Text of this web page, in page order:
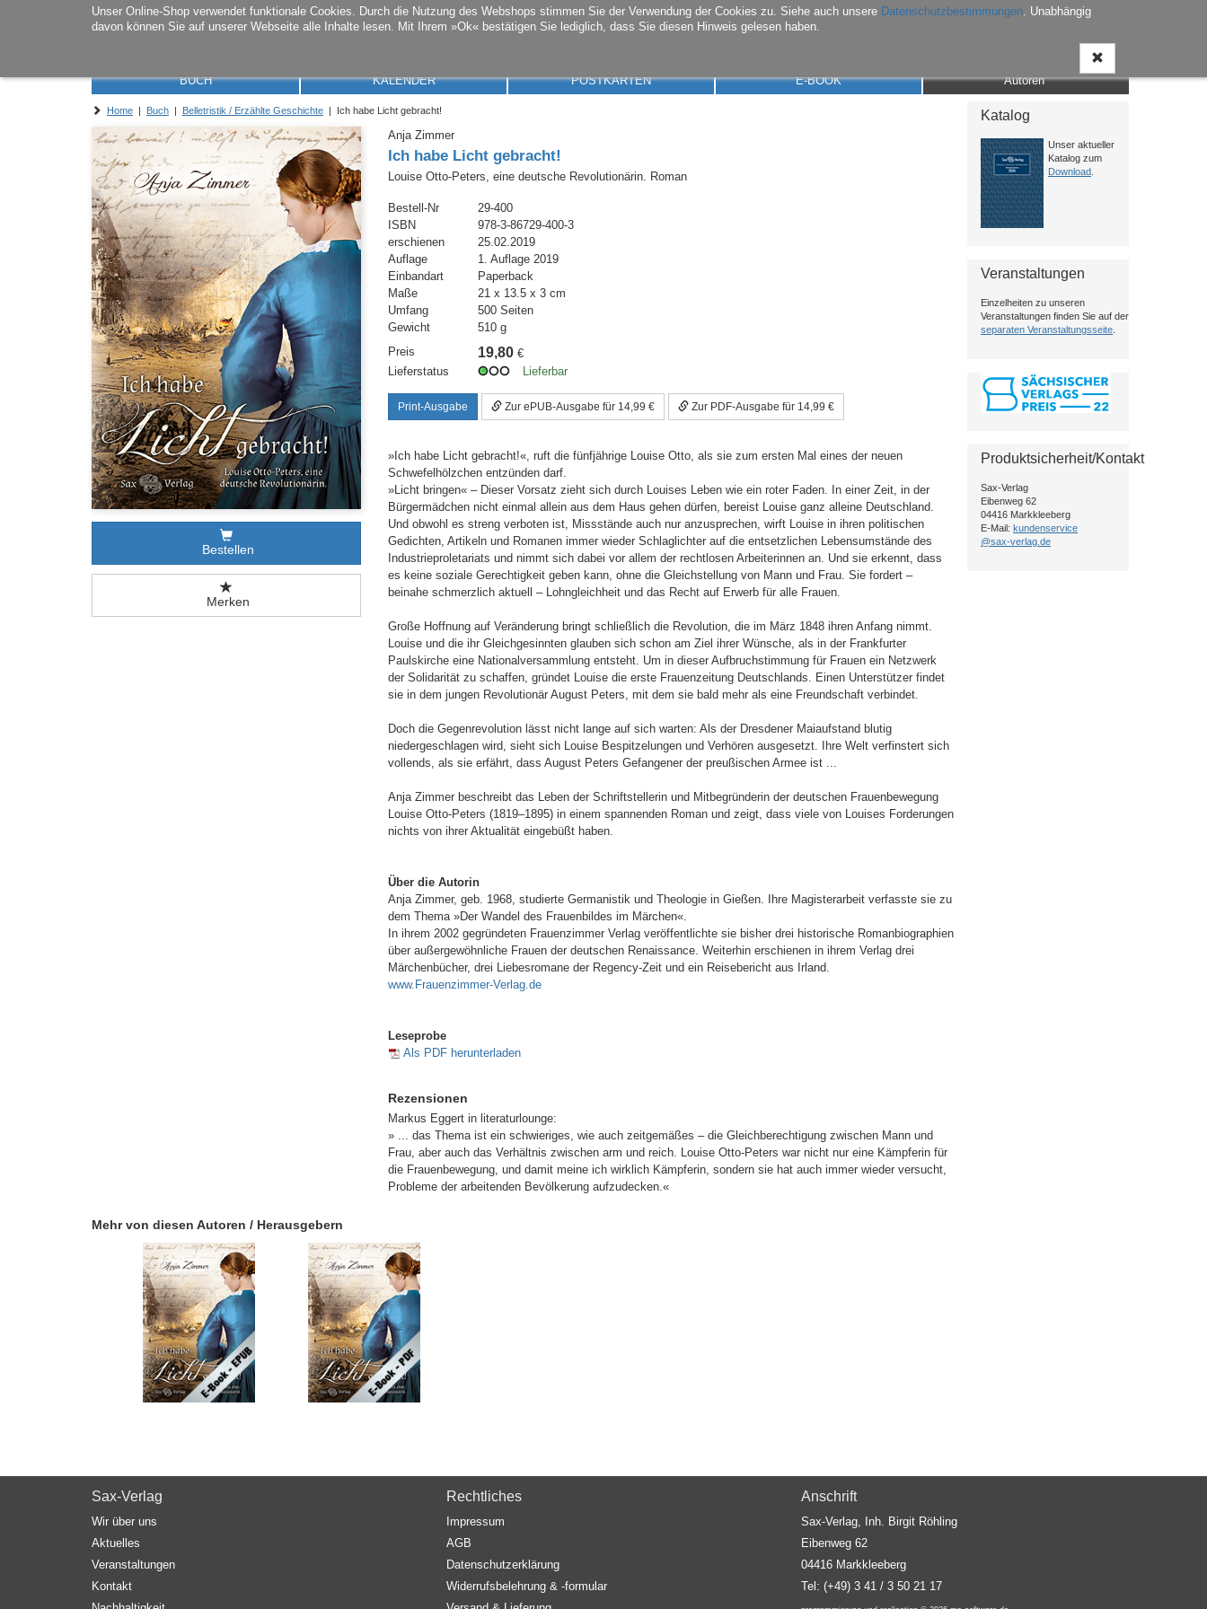
Unser Online-Shop verwendet funktionale Cookies. Durch die Nutzung des Webshops stimmen Sie der Verwendung der Cookies zu. Siehe auch unsere Datenschutzbestimmungen. Unabhängig
davon können Sie auf unserer Webseite alle Inhalte lesen. Mit Ihrem »Ok« bestätigen Sie lediglich, dass Sie diesen Hinweis gelesen haben.
BUCH KALENDER POSTKARTEN E-BOOK Autoren
Home | Buch | Belletristik / Erzählte Geschichte | Ich habe Licht gebracht!
Bestellen
Merken
Anja Zimmer
Ich habe Licht gebracht!
Louise Otto-Peters, eine deutsche Revolutionärin. Roman
Bestell-Nr
29-400
ISBN
978-3-86729-400-3
erschienen
25.02.2019
Auflage
1. Auflage 2019
Einbandart
Paperback
Maße
21 x 13.5 x 3 cm
Umfang
500 Seiten
Gewicht
510 g
Preis
19,80 €
Lieferstatus
Lieferbar
Print-Ausgabe Zur ePUB-Ausgabe für 14,99 € Zur PDF-Ausgabe für 14,99 €
»Ich habe Licht gebracht!«, ruft die fünfjährige Louise Otto, als sie zum ersten Mal eines der neuen
Schwefelhölzchen entzünden darf.
»Licht bringen« – Dieser Vorsatz zieht sich durch Louises Leben wie ein roter Faden. In einer Zeit, in der
Bürgermädchen nicht einmal allein aus dem Haus gehen dürfen, bereist Louise ganz alleine Deutschland.
Und obwohl es streng verboten ist, Missstände auch nur anzusprechen, wirft Louise in ihren politischen
Gedichten, Artikeln und Romanen immer wieder Schlaglichter auf die entsetzlichen Lebensumstände des
Industrieproletariats und nimmt sich dabei vor allem der rechtlosen Arbeiterinnen an. Und sie erkennt, dass
es keine soziale Gerechtigkeit geben kann, ohne die Gleichstellung von Mann und Frau. Sie fordert –
beinahe schmerzlich aktuell – Lohngleichheit und das Recht auf Erwerb für alle Frauen.
Große Hoffnung auf Veränderung bringt schließlich die Revolution, die im März 1848 ihren Anfang nimmt.
Louise und die ihr Gleichgesinnten glauben sich schon am Ziel ihrer Wünsche, als in der Frankfurter
Paulskirche eine Nationalversammlung entsteht. Um in dieser Aufbruchstimmung für Frauen ein Netzwerk
der Solidarität zu schaffen, gründet Louise die erste Frauenzeitung Deutschlands. Einen Unterstützer findet
sie in dem jungen Revolutionär August Peters, mit dem sie bald mehr als eine Freundschaft verbindet.
Doch die Gegenrevolution lässt nicht lange auf sich warten: Als der Dresdener Maiaufstand blutig
niedergeschlagen wird, sieht sich Louise Bespitzelungen und Verhören ausgesetzt. Ihre Welt verfinstert sich
vollends, als sie erfährt, dass August Peters Gefangener der preußischen Armee ist ...
Anja Zimmer beschreibt das Leben der Schriftstellerin und Mitbegründerin der deutschen Frauenbewegung
Louise Otto-Peters (1819–1895) in einem spannenden Roman und zeigt, dass viele von Louises Forderungen
nichts von ihrer Aktualität eingebüßt haben.
Über die Autorin
Anja Zimmer, geb. 1968, studierte Germanistik und Theologie in Gießen. Ihre Magisterarbeit verfasste sie zu
dem Thema »Der Wandel des Frauenbildes im Märchen«.
In ihrem 2002 gegründeten Frauenzimmer Verlag veröffentlichte sie bisher drei historische Romanbiographien
über außergewöhnliche Frauen der deutschen Renaissance. Weiterhin erschienen in ihrem Verlag drei
Märchenbücher, drei Liebesromane der Regency-Zeit und ein Reisebericht aus Irland.
www.Frauenzimmer-Verlag.de
Leseprobe
Als PDF herunterladen
Rezensionen
Markus Eggert in literaturlounge:
» ... das Thema ist ein schwieriges, wie auch zeitgemäßes – die Gleichberechtigung zwischen Mann und
Frau, aber auch das Verhältnis zwischen arm und reich. Louise Otto-Peters war nicht nur eine Kämpferin für
die Frauenbewegung, und damit meine ich wirklich Kämpferin, sondern sie hat auch immer wieder versucht,
Probleme der arbeitenden Bevölkerung aufzudecken.«
Mehr von diesen Autoren / Herausgebern
Katalog
Unser aktueller
Katalog zum
Download
Veranstaltungen
Einzelheiten zu unseren
Veranstaltungen finden Sie auf der
separaten Veranstaltungsseite
Produktsicherheit/Kontakt
Sax-Verlag
Eibenweg 62
04416 Markkleeberg
E-Mail: kundenservice
@sax-verlag.de
Sax-Verlag
Wir über uns
Aktuelles
Veranstaltungen
Kontakt
Rechtliches
Impressum
AGB
Datenschutzerklärung
Widerrufsbelehrung & -formular
Anschrift
Sax-Verlag, Inh. Birgit Röhling
Eibenweg 62
04416 Markkleeberg
Tel: (+49) 3 41 / 3 50 21 17